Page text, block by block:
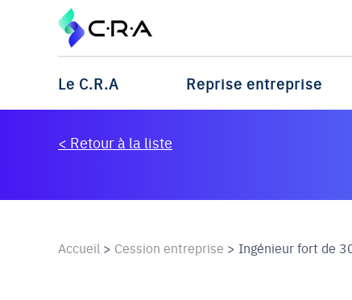
Le C.R.A Reprise entreprise
< Retour à la liste
Accueil > Cession entreprise > Ingénieur fort de